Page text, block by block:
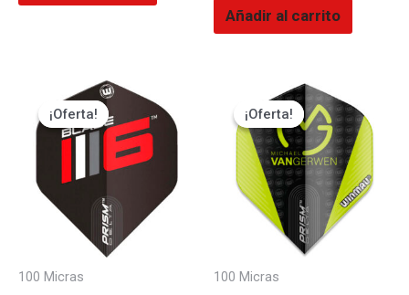
Añadir al carrito
¡Oferta!
¡Oferta!
100 Micras
precio
original
era:
El
precio
actual
es:
₡1350.
¡Oferta!
¡Oferta!
100 Micras
precio
original
era:
₡1500.
El
precio
actual
es:
₡1350.